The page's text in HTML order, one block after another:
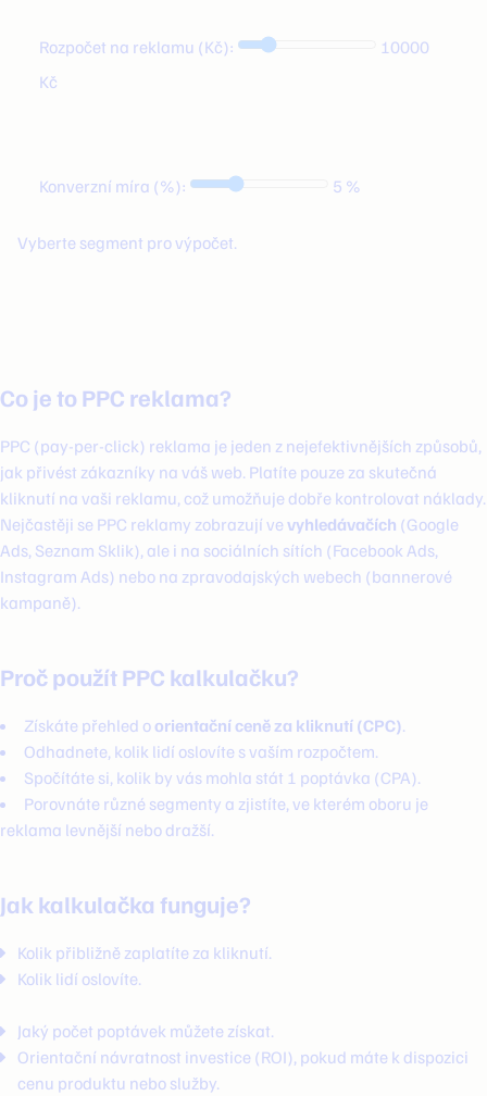
Rozpočet na reklamu (Kč):
10000
Kč
Konverzní míra (%): 5 %
Vyberte segment pro výpočet.
Co je to PPC reklama?
PPC (pay-per-click) reklama je jeden z nejefektivnějších způsobů,
jak přivést zákazníky na váš web. Platíte pouze za skutečná
kliknutí na vaši reklamu, což umožňuje dobře kontrolovat náklady.
Nejčastěji se PPC reklamy zobrazují ve vyhledávačích (Google
Ads, Seznam Sklik), ale i na sociálních sítích (Facebook Ads,
Instagram Ads) nebo na zpravodajských webech (bannerové
kampaně).
Proč použít PPC kalkulačku?
Získáte přehled o orientační ceně za kliknutí (CPC).
Odhadnete, kolik lidí oslovíte s vaším rozpočtem.
Spočítáte si, kolik by vás mohla stát 1 poptávka (CPA).
Porovnáte různé segmenty a zjistíte, ve kterém oboru je
reklama levnější nebo dražší.
Jak kalkulačka funguje?
Kolik přibližně zaplatíte za kliknutí.
Kolik lidí oslovíte.
Jaký počet poptávek můžete získat.
Orientační návratnost investice (ROI), pokud máte k dispozici
cenu produktu nebo služby.